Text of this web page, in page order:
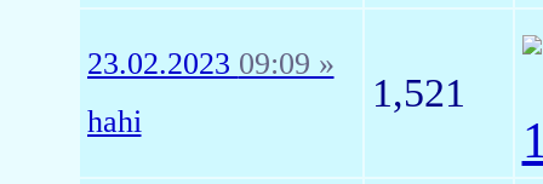
23.02.2023 09:09 »
hahi
1,521